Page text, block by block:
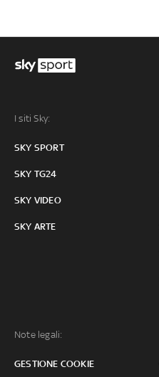
I siti Sky:
SKY SPORT
SKY TG24
SKY VIDEO
SKY ARTE
Note legali:
GESTIONE COOKIE